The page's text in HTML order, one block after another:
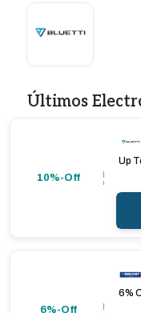
Últimos
10%-Off
Up
6%-Off
6%